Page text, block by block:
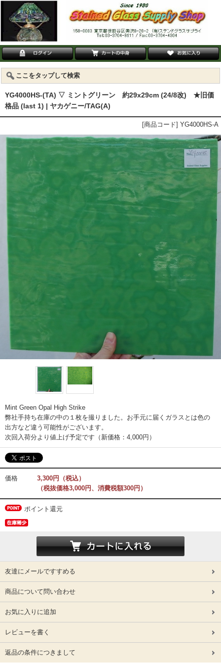
ここをタップして検索
YG4000HS-(TA) ▽ ミントグリーン 約29x29cm (24/8改) ★旧価
格品 (last 1) | ヤカゲニー/TAG(A)
[商品コード] YG4000HS-A
Mint Green Opal High Strike
弊社手持ち在庫の中の１枚を撮りました。お手元に届くガラスとは色の
出方など違う可能性がございます。
次回入荷分より値上げ予定です（新価格：4,000円）
価格
3,300円（税込）
（税抜価格3,000円、消費税額300円）
ポイント還元
友達にメールですすめる
商品について問い合わせ
お気に入りに追加
レビューを書く
返品の条件につきまして